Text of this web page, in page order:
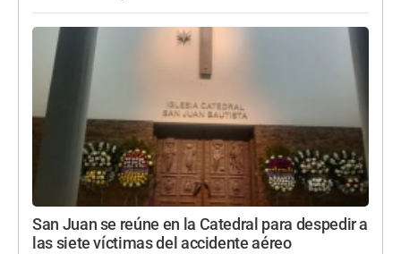
San Juan se reúne en la Catedral para despedir a
las siete víctimas del accidente aéreo